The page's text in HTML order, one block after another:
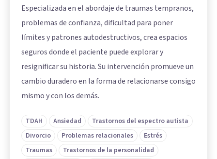
Especializada en el abordaje de traumas tempranos,
problemas de confianza, dificultad para poner
límites y patrones autodestructivos, crea espacios
seguros donde el paciente puede explorar y
resignificar su historia. Su intervención promueve un
cambio duradero en la forma de relacionarse consigo
mismo y con los demás.
TDAH Ansiedad
Trastornos del espectro autista
Divorcio
Problemas relacionales
Estrés
Traumas
Trastornos de la personalidad